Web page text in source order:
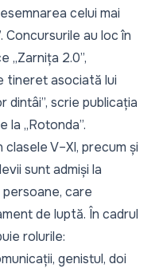
celui mai
Concursurile au loc în
„Zarnița 2.0”,
tineret asociată lui
dintâi”, scrie publicația
la „Rotonda”.
V–XI, precum și
sunt admiși la
care
de luptă. În cadrul
rolurile:
genistul, doi